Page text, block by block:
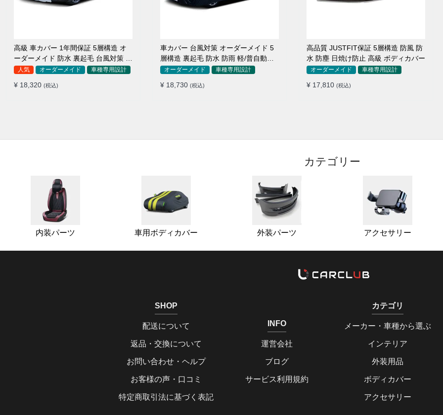
高級 車カバー 1年間保証 5層構造 オ
ーダーメイド 防水 裏起毛 台風対策 黄
砂対策 車種専用
人気 オーダーメイド 車種専用設計
¥ 18,320 (税込)
車カバー 台風対策 オーダーメイド 5
層構造 裏起毛 防水 防雨 軽/普自動車
SUV対応 おすすめ
オーダーメイド 車種専用設計
¥ 18,730 (税込)
高品質 JUSTFIT保証 5層構造 防風 防
水 防塵 日焼け防止 高級 ボディカバー
オーダーメイド 車種専用設計
¥ 17,810 (税込)
カテゴリー
内装パーツ 車用ボディカバー 外装パーツ アクセサリー
SHOP
配送について
返品・交換について
お問い合わせ・ヘルプ
お客様の声・口コミ
特定商取引法に基づく表記
INFO
運営会社
ブログ
サービス利用規約
カテゴリ
メーカー・車種から選ぶ
インテリア
外装用品
ボディカバー
アクセサリー